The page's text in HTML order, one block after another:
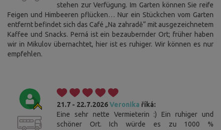
stehen zur Verfügung. Im Garten können Sie reife
Feigen und Himbeeren pflücken… Nur ein Stückchen vom Garten
entfernt befindet sich das Café „Na zahradě“ mit ausgezeichnetem
Kaffee und Snacks. Perná ist ein bezaubernder Ort; früher haben
wir in Mikulov übernachtet, hier ist es ruhiger. Wir können es nur
empfehlen.
21.7 - 22.7.2026Veronika říká:
Eine sehr nette Vermieterin :) Ein ruhiger und
schöner Ort. Ich würde es zu 1000 %